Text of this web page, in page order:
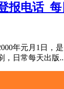
报电话_
年元月1日
，日常每天出版